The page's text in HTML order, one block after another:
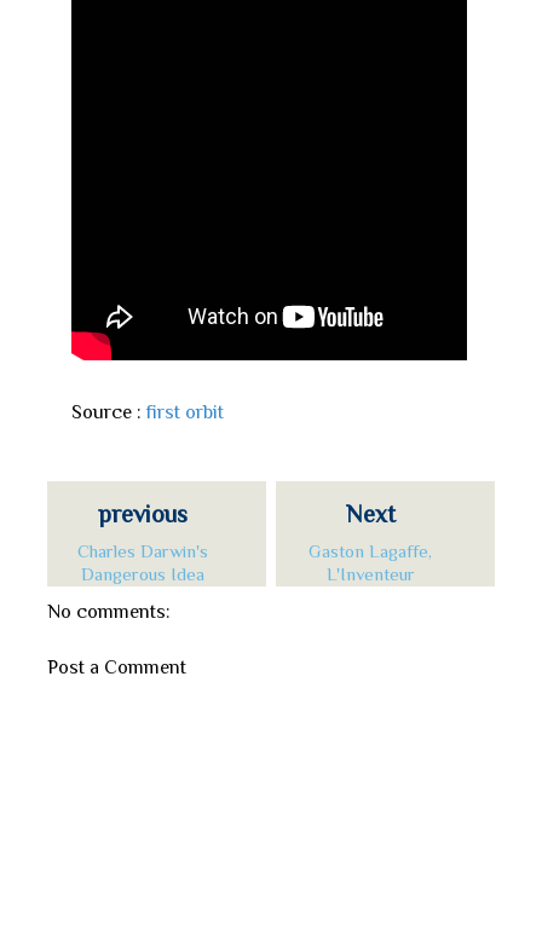
Source : first orbit
Next
Gaston Lagaffe,
L'Inventeur
previous
Charles Darwin's
Dangerous Idea
No comments:
Post a Comment